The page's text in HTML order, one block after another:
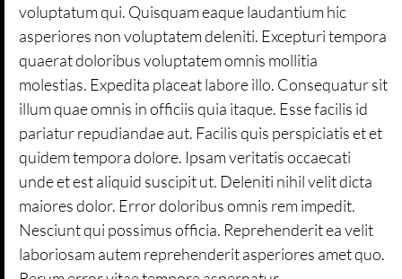
voluptatum qui. Quisquam eaque laudantium hic
asperiores non voluptatem deleniti. Excepturi tempora
quaerat doloribus voluptatem omnis mollitia
molestias. Expedita placeat labore illo. Consequatur sit
illum quae omnis in officiis quia itaque. Esse facilis id
pariatur repudiandae aut. Facilis quis perspiciatis et et
quidem tempora dolore. Ipsam veritatis occaecati
unde et est aliquid suscipit ut. Deleniti nihil velit dicta
maiores dolor. Error doloribus omnis rem impedit.
Nesciunt qui possimus officia. Reprehenderit ea velit
laboriosam autem reprehenderit asperiores amet quo.